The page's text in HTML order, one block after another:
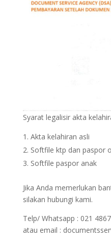
Syarat legalisir akta
Akta kelahiran asli
Softfile ktp dan paspor
Softfile paspor anak
Jika Anda memerlukan
silakan hubungi kami.
Telp/ Whatsapp : 021
atau email :